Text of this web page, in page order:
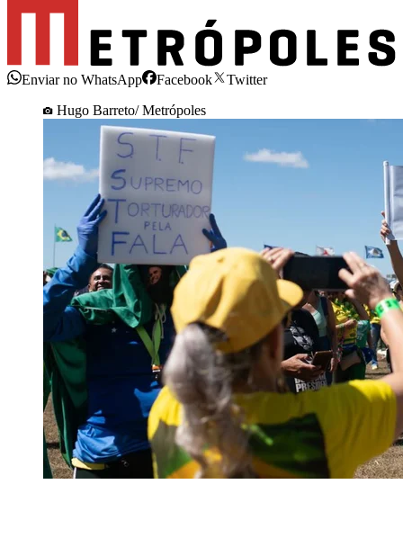
Enviar no WhatsApp Facebook
Twitter
Hugo Barreto/ Metrópoles